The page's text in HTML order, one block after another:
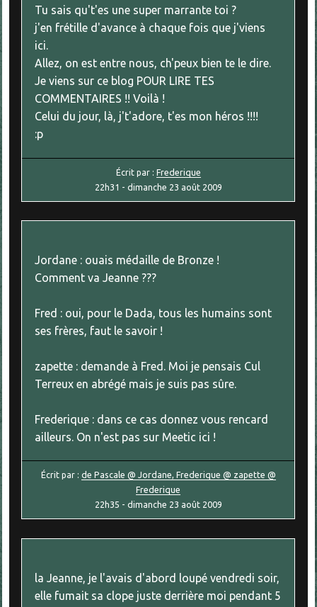
Tu sais qu't'es une super marrante toi ?
j'en frétille d'avance à chaque fois que j'viens
ici.
Allez, on est entre nous, ch'peux bien te le dire.
Je viens sur ce blog POUR LIRE TES
COMMENTAIRES !! Voilà !
Celui du jour, là, j't'adore, t'es mon héros !!!!
:p
Écrit par : Frederique
22h31 - dimanche 23 août 2009
Jordane : ouais médaille de Bronze !
Comment va Jeanne ???
Fred : oui, pour le Dada, tous les humains sont
ses frères, faut le savoir !
zapette : demande à Fred. Moi je pensais Cul
Terreux en abrégé mais je suis pas sûre.
Frederique : dans ce cas donnez vous rencard
ailleurs. On n'est pas sur Meetic ici !
Écrit par : de Pascale @ Jordane, Frederique @ zapette @
Frederique
22h35 - dimanche 23 août 2009
la Jeanne, je l'avais d'abord loupé vendredi soir,
elle fumait sa clope juste derrière moi pendant 5